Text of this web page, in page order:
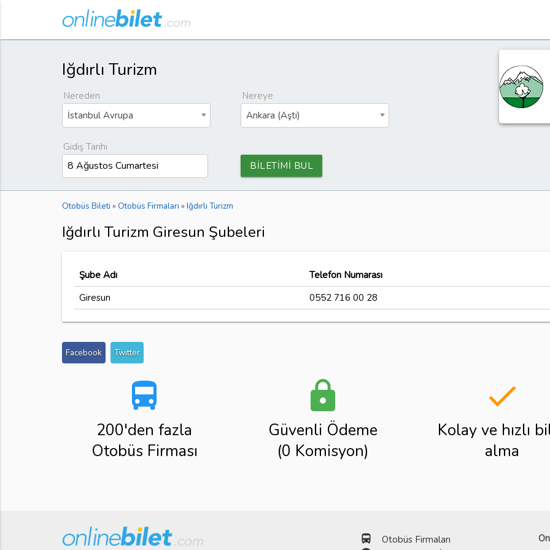
Iğdırlı Turizm
Nereden
İstanbul Avrupa
Nereye
Ankara (Aşti)
Gidiş Tarihi
BİLETİMİ BUL
Otobüs Bileti » Otobüs Firmaları » Iğdırlı Turizm
Iğdırlı Turizm Giresun Şubeleri
Şube Adı
Telefon Numarası
Giresun
0552 716 00 28
Facebook Twitter
directions_bus
200'den fazla
Otobüs Firması
lock
Güvenli Ödeme
(0 Komisyon)
done
Kolay ve hızlı
alma
directions_bus Otobüs Firmaları